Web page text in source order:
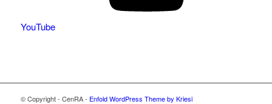
YouTube
© Copyright - CenRA - Enfold WordPress Theme by Kriesi